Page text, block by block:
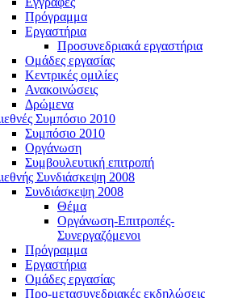
Πρόγραμμα
Εργαστήρια
Προσυνεδριακά εργαστήρια
Ομάδες εργασίας
Κεντρικές ομιλίες
Ανακοινώσεις
Δρώμενα
Συμπόσιο 2010
Συμπόσιο 2010
Οργάνωση
Συμβουλευτική επιτροπή
Συνδιάσκεψη 2008
Συνδιάσκεψη 2008
Θέμα
Οργάνωση-Επιτροπές-
Συνεργαζόμενοι
Πρόγραμμα
Εργαστήρια
Ομάδες εργασίας
Προ-μετασυνεδριακές εκδηλώσεις